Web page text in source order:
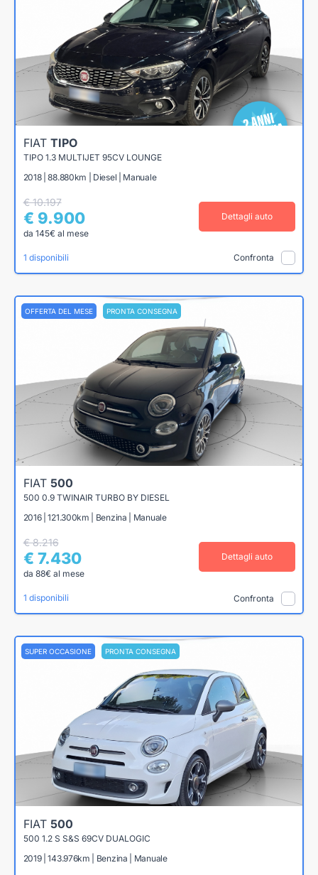
FIAT TIPO
TIPO 1.3 MULTIJET 95CV LOUNGE
2018 | 88.880km | Diesel | Manuale
€ 10.197
€ 9.900
da 145€ al mese
Dettagli auto
1 disponibili Confronta
OFFERTA DEL MESE PRONTA CONSEGNA
FIAT 500
500 0.9 TWINAIR TURBO BY DIESEL
2016 | 121.300km | Benzina | Manuale
€ 8.216
€ 7.430
da 88€ al mese
Dettagli auto
1 disponibili Confronta
SUPER OCCASIONE PRONTA CONSEGNA
FIAT 500
500 1.2 S S&S 69CV DUALOGIC
2019 | 143.976km | Benzina | Manuale